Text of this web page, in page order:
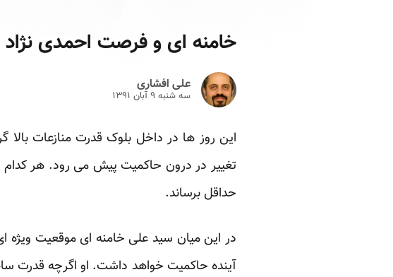
خامنه ای و فرصت احمدی نژاد
علی افشاری
سه شنبه ۹ آبان ۱۳۹۱
این روز ها در داخل بلوک قدرت منازعات
تغییر در درون حاکمیت پیش می رود. هر کدام
حداقل برساند.
در این میان سید علی خامنه ای موقعیت
آینده حاکمیت خواهد داشت. او اگرچه قدرت